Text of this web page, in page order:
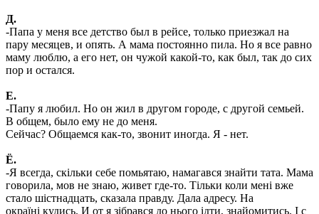
Д.
-Папа у меня все детство был в рейсе, только приезжал на
пару месяцев, и опять. А мама постоянно пила. Но я все равно
маму люблю, а его нет, он чужой какой-то, как был, так до сих
пор и остался.
Е.
-Папу я любил. Но он жил в другом городе, с другой семьей.
В общем, было ему не до меня.
Сейчас? Общаемся как-то, звонит иногда. Я - нет.
Ё.
-Я всегда, скiльки себе помьятаю, намагався знайти тата. Мама
говорила, мов не знаю, живет где-то. Тiльки коли менi вже
стало шiстнадцать, сказала правду. Дала адресу. На
окраïнi кудись. И от я зiбрався до нього iдти, знайомитись. I с